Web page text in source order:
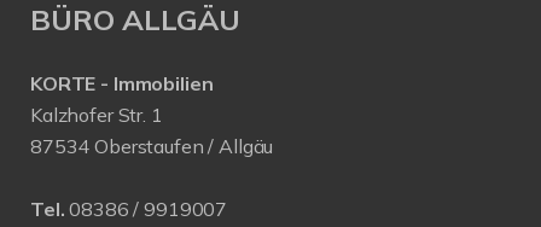
BÜRO ALLGÄU
KORTE - Immobilien
Kalzhofer Str. 1
87534 Oberstaufen / Allgäu
Tel. 08386 / 9919007